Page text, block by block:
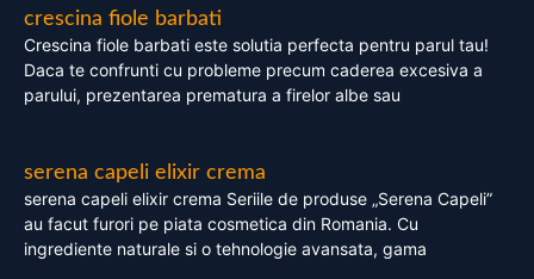
crescina fiole barbati
Crescina fiole barbati este solutia perfecta pentru parul tau!
Daca te confrunti cu probleme precum caderea excesiva a
parului, prezentarea prematura a firelor albe sau
serena capeli elixir crema
serena capeli elixir crema Seriile de produse „Serena Capeli”
au facut furori pe piata cosmetica din Romania. Cu
ingrediente naturale si o tehnologie avansata, gama